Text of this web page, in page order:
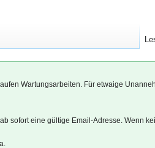
Wartungsarbeiten. Für etwaige
sofort eine gültige Email-Adresse. Wenn